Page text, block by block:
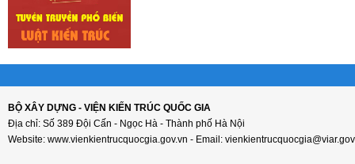
BỘ XÂY DỰNG - VIỆN KIẾN TRÚC QUỐC GIA
Địa chỉ: Số 389 Đội Cấn - Ngọc Hà - Thành phố Hà Nội
Website: www.vienkientrucquocgia.gov.vn - Email: